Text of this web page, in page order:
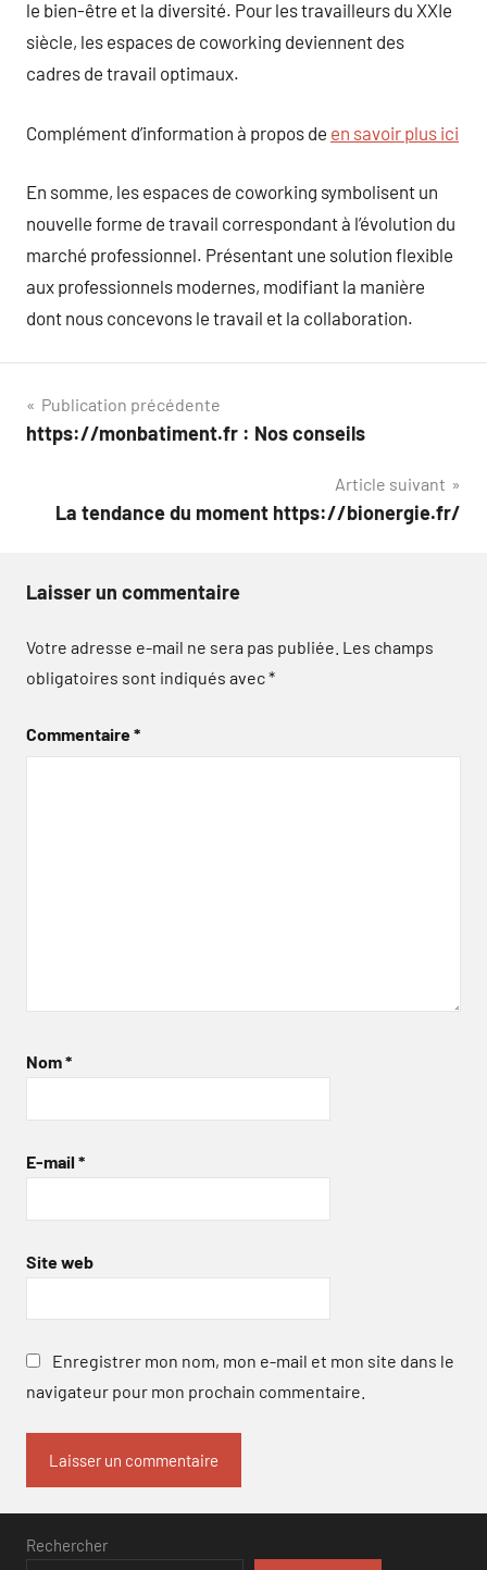
le bien-être et la diversité. Pour les travailleurs du XXIe
siècle, les espaces de coworking deviennent des
cadres de travail optimaux.
Complément d’information à propos de en savoir plus ici
En somme, les espaces de coworking symbolisent un
nouvelle forme de travail correspondant à l’évolution du
marché professionnel. Présentant une solution flexible
aux professionnels modernes, modifiant la manière
dont nous concevons le travail et la collaboration.
Navigation
de
Publication précédente
https://monbatiment.fr : Nos conseils
Article suivant
La tendance du moment https://bionergie.fr/
Laisser un commentaire
Votre adresse e-mail ne sera pas publiée. Les champs
obligatoires sont indiqués avec*
Commentaire*
Nom*
E-mail *
Site web
Enregistrer mon nom, mon e-mail et mon site dans le
navigateur pour mon prochain commentaire.
Rechercher